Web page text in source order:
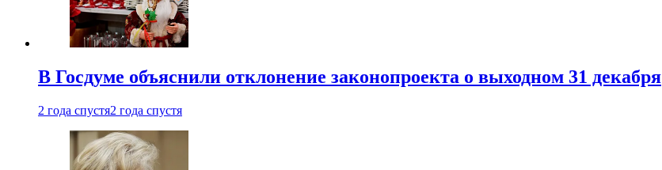
В Госдуме объяснили отклонение законопроекта о выходном 31 декабря
2 года спустя2 года спустя